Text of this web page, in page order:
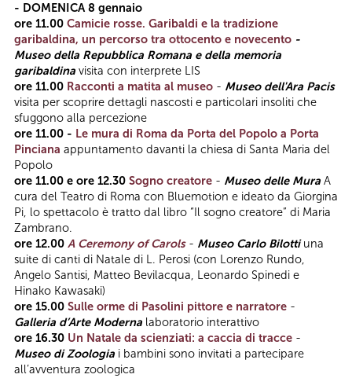
- DOMENICA 8 gennaio
ore 11.00 Camicie rosse. Garibaldi e la tradizione
garibaldina, un percorso tra ottocento e novecento -
Museo della Repubblica Romana e della memoria
garibaldina visita con interprete LIS
ore 11.00 Racconti a matita al museo - Museo dell'Ara Pacis
visita per scoprire dettagli nascosti e particolari insoliti che
sfuggono alla percezione
ore 11.00 - Le mura di Roma da Porta del Popolo a Porta
Pinciana appuntamento davanti la chiesa di Santa Maria del
Popolo
ore 11.00 e ore 12.30 Sogno creatore - Museo delle Mura A
cura del Teatro di Roma con Bluemotion e ideato da Giorgina
Pi, lo spettacolo è tratto dal libro “Il sogno creatore” di Maria
Zambrano.
ore 12.00 A Ceremony of Carols- Museo Carlo Bilottiuna
suite di canti di Natale di L. Perosi (con Lorenzo Rundo,
Angelo Santisi, Matteo Bevilacqua, Leonardo Spinedi e
Hinako Kawasaki)
ore 15.00 Sulle orme di Pasolini pittore e narratore -
Galleria d’Arte Moderna laboratorio interattivo
ore 16.30 Un Natale da scienziati: a caccia di tracce -
Museo di Zoologia i bambini sono invitati a partecipare
all’avventura zoologica